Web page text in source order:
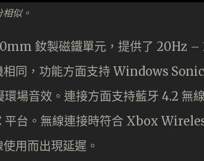
似。
釹製磁鐵單元，提供了 20Hz –
相同，功能方面支持 Windows
場音效。連接方面支持藍牙 4.2 無
台。無線連接時符合 Xbox
用而出現延遲。